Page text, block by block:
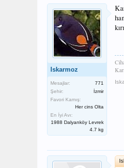
Iskarmoz
Mesajlar:
771
Şehir:
İzmir
Favori Kamış:
Her cins Olta
En İyi Avı:
1988 Dalyanköy Levrek
4.7 kg